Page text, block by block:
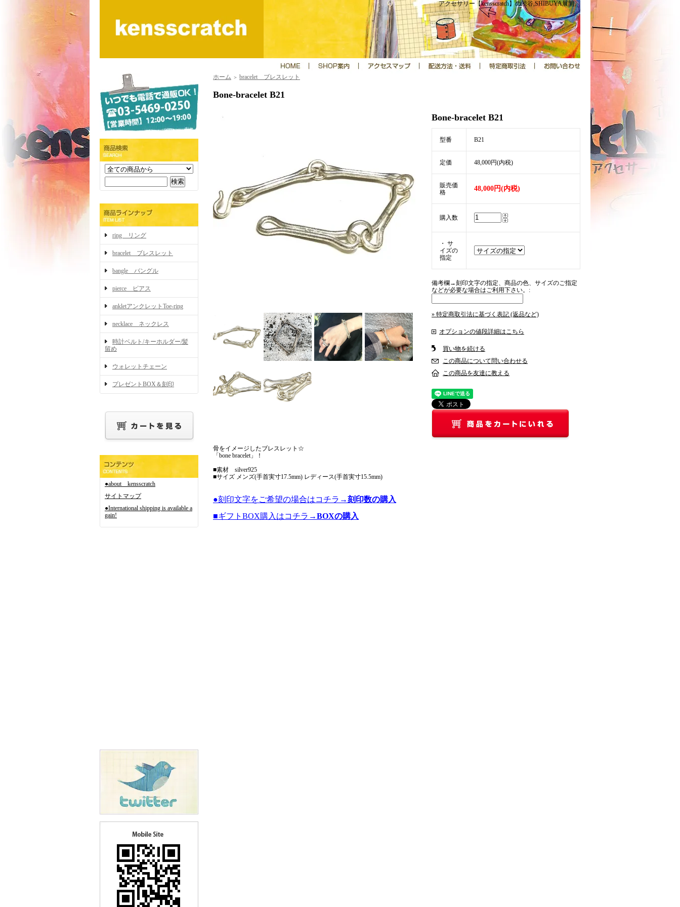
アクセサリー【kensscratch】の渋谷,SHIBUYA展開。
ring リング
bracelet ブレスレット
bangle バングル
pierce ピアス
ankletアンクレットToe-ring
necklace ネックレス
時計ベルト/キーホルダー/髪
留め
ウォレットチェーン
プレゼントBOX＆刻印
●about kensscratch
サイトマップ
●International shipping is available a
gain!
ホーム ＞ bracelet ブレスレット
Bone-bracelet B21
Bone-bracelet B21
型番 B21
定価 48,000円(内税)
販売価
格
48,000円(内税)
購入数
・ サ
イズの
指定
備考欄→刻印文字の指定、商品の色、サイズのご指定
などが必要な場合はご利用下さい。:
» 特定商取引法に基づく表記 (返品など)
オプションの値段詳細はこちら
買い物を続ける
この商品について問い合わせる
この商品を友達に教える
骨をイメージしたブレスレット☆
「bone bracelet」！
■素材 silver925
■サイズ メンズ(手首実寸17.5mm) レディース(手首実寸15.5mm)
●刻印文字をご希望の場合はコチラ→刻印数の購入
■ギフトBOX購入はコチラ→BOXの購入